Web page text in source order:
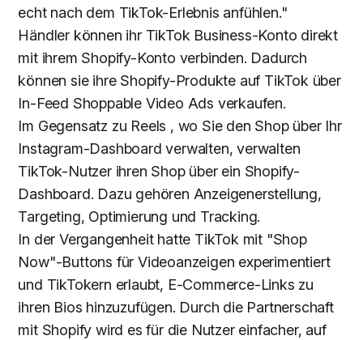
echt nach dem TikTok-Erlebnis anfühlen."
Händler können ihr TikTok Business-Konto direkt
mit ihrem Shopify-Konto verbinden. Dadurch
können sie ihre Shopify-Produkte auf TikTok über
In-Feed Shoppable Video Ads verkaufen.
Im Gegensatz zu Reels , wo Sie den Shop über Ihr
Instagram-Dashboard verwalten, verwalten
TikTok-Nutzer ihren Shop über ein Shopify-
Dashboard. Dazu gehören Anzeigenerstellung,
Targeting, Optimierung und Tracking.
In der Vergangenheit hatte TikTok mit "Shop
Now"-Buttons für Videoanzeigen experimentiert
und TikTokern erlaubt, E-Commerce-Links zu
ihren Bios hinzuzufügen. Durch die Partnerschaft
mit Shopify wird es für die Nutzer einfacher, auf